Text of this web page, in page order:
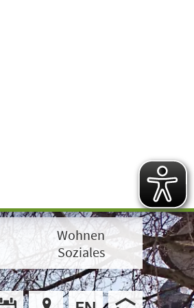
Wohnen
Soziales